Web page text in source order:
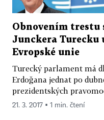
Obnovením trestu
Junckera Turecku
Evropské unie
Turecký parlament má
Erdoğana jednat po
prezidentských
21. 3. 2017 ▪ 1 min. čtení